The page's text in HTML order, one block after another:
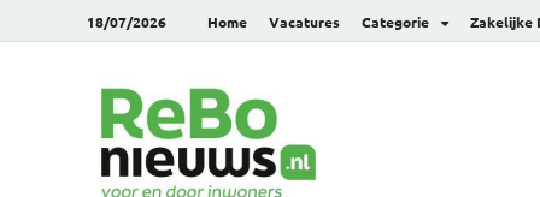
18/07/2026 Home Vacatures Categorie Zakelijke